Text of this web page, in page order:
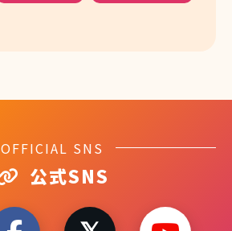
OFFICIAL SNS
公式SNS